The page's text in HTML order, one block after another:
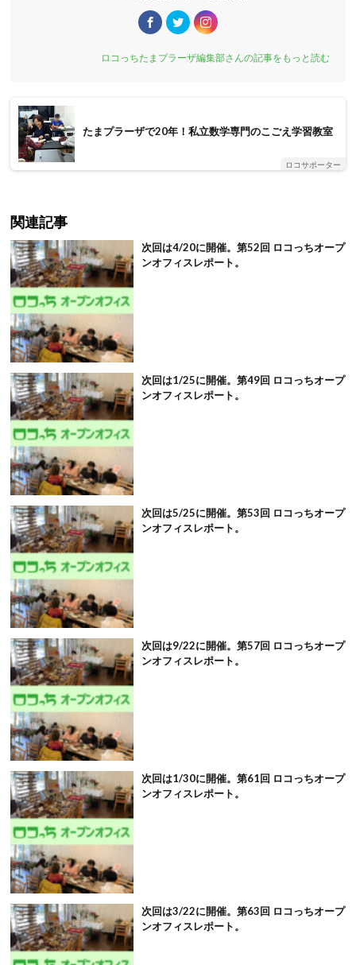
ロコっちたまプラーザ編集部さんの記事をもっと読む
たまプラーザで20年！私立数学専門のこごえ学習教室
ロコサポーター
関連記事
次回は4/20に開催。第52回 ロコっちオープ
ンオフィスレポート。
次回は1/25に開催。第49回 ロコっちオープ
ンオフィスレポート。
次回は5/25に開催。第53回 ロコっちオープ
ンオフィスレポート。
次回は9/22に開催。第57回 ロコっちオープ
ンオフィスレポート。
次回は1/30に開催。第61回 ロコっちオープ
ンオフィスレポート。
次回は3/22に開催。第63回 ロコっちオープ
ンオフィスレポート。